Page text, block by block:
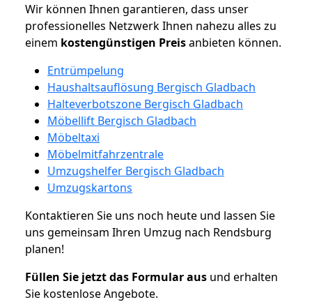
Wir können Ihnen garantieren, dass unser
professionelles Netzwerk Ihnen nahezu alles zu
einem kostengünstigen Preisanbieten können.
Entrümpelung
Haushaltsauflösung Bergisch Gladbach
Halteverbotszone Bergisch Gladbach
Möbellift Bergisch Gladbach
Möbeltaxi
Möbelmitfahrzentrale
Umzugshelfer Bergisch Gladbach
Umzugskartons
Kontaktieren Sie uns noch heute und lassen Sie
uns gemeinsam Ihren Umzug nach Rendsburg
planen!
Füllen Sie jetzt das Formular aus und erhalten
Sie kostenlose Angebote.